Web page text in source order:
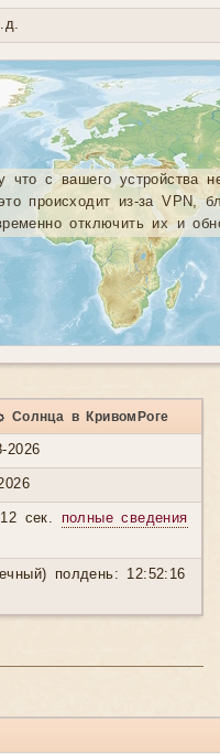
что с вашего устройства
происходит из-за VPN,
отключить их и
Солнца в КривомРоге
2026
сек. полные сведения
полдень: 12:52:16